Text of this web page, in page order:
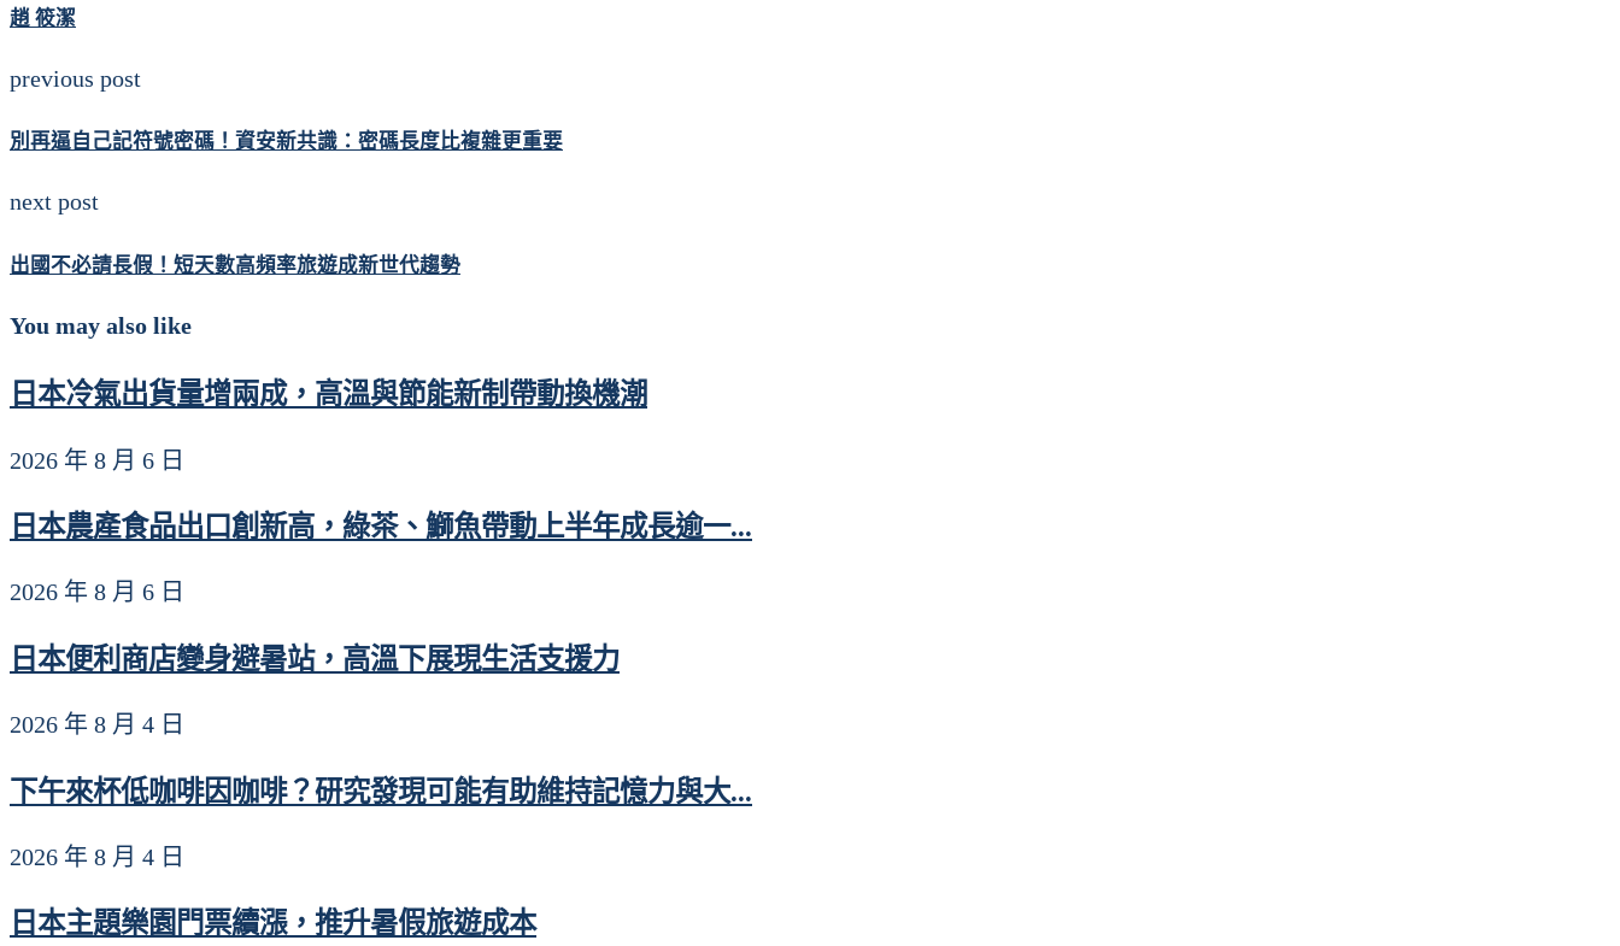
趙 筱潔
previous post
別再逼自己記符號密碼！資安新共識：密碼長度比複雜更重要
next post
出國不必請長假！短天數高頻率旅遊成新世代趨勢
You may also like
日本冷氣出貨量增兩成，高溫與節能新制帶動換機潮
2026 年 8 月 6 日
日本農產食品出口創新高，綠茶、鰤魚帶動上半年成長逾一...
2026 年 8 月 6 日
日本便利商店變身避暑站，高溫下展現生活支援力
2026 年 8 月 4 日
下午來杯低咖啡因咖啡？研究發現可能有助維持記憶力與大...
2026 年 8 月 4 日
日本主題樂園門票續漲，推升暑假旅遊成本